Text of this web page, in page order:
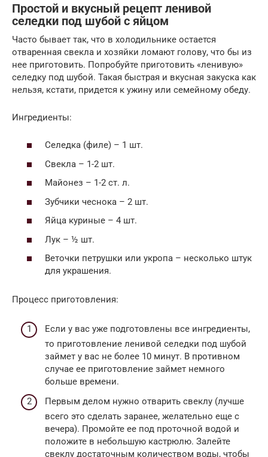
Простой и вкусный рецепт ленивой
селедки под шубой с яйцом
Часто бывает так, что в холодильнике остается
отваренная свекла и хозяйки ломают голову, что бы из
нее приготовить. Попробуйте приготовить «ленивую»
селедку под шубой. Такая быстрая и вкусная закуска как
нельзя, кстати, придется к ужину или семейному обеду.
Ингредиенты:
Селедка (филе) – 1 шт.
Свекла – 1-2 шт.
Майонез – 1-2 ст. л.
Зубчики чеснока – 2 шт.
Яйца куриные – 4 шт.
Лук – ½ шт.
Веточки петрушки или укропа – несколько штук
для украшения.
Процесс приготовления:
Если у вас уже подготовлены все ингредиенты,
то приготовление ленивой селедки под шубой
займет у вас не более 10 минут. В противном
случае ее приготовление займет немного
больше времени.
Первым делом нужно отварить свеклу (лучше
всего это сделать заранее, желательно еще с
вечера). Промойте ее под проточной водой и
положите в небольшую кастрюлю. Залейте
свеклу достаточным количеством воды, чтобы